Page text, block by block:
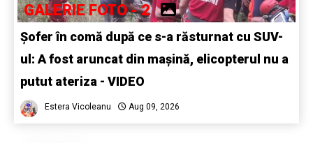
GALERIE FOTO - 2
Șofer în comă după ce s-a răsturnat cu SUV-
ul: A fost aruncat din mașină, elicopterul nu a
putut ateriza - VIDEO
Estera Vicoleanu Aug 09, 2026